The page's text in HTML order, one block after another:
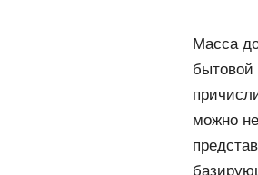
Масса
бытовой
можно